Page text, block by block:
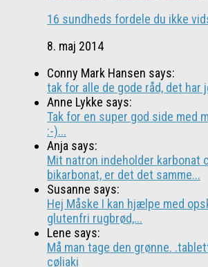
16 sundheds fordele du ikke
8. maj 2014
Conny Mark Hansen says:
tak for alle de gode råd, det har
Anne Lykke says:
Tak for en super god side med
:-)...
Anja says:
Mit natron indeholder karbonat
bikarbonat, er det det samme...
Susanne says:
Hej Måske I kan hjælpe med
glutenfri rugbrød,...
Lene says:
Må man tage den grønne.
cøliaki